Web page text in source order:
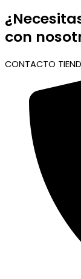
con
CONTACTO